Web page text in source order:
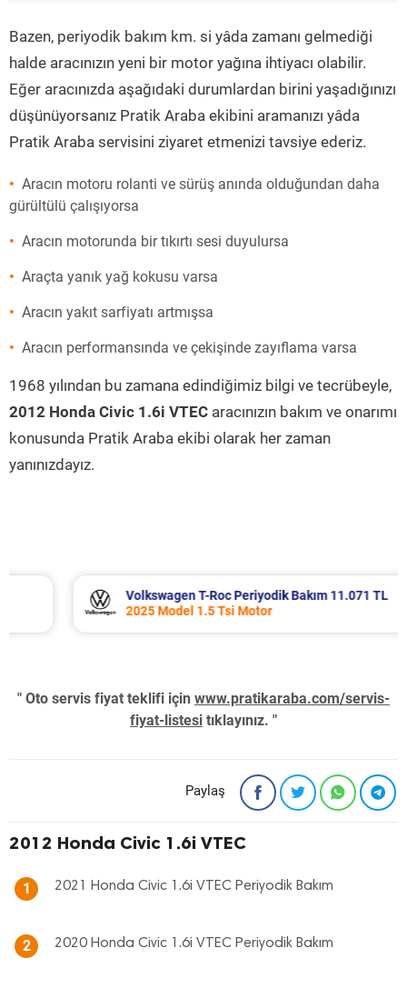
Bazen, periyodik bakım km. si yâda zamanı gelmediği
halde aracınızın yeni bir motor yağına ihtiyacı olabilir.
Eğer aracınızda aşağıdaki durumlardan birini yaşadığınızı
düşünüyorsanız Pratik Araba ekibini aramanızı yâda
Pratik Araba servisini ziyaret etmenizi tavsiye ederiz.
Aracın motoru rolanti ve sürüş anında olduğundan daha
gürültülü çalışıyorsa
Aracın motorunda bir tıkırtı sesi duyulursa
Araçta yanık yağ kokusu varsa
Aracın yakıt sarfiyatı artmışsa
Aracın performansında ve çekişinde zayıflama varsa
1968 yılından bu zamana edindiğimiz bilgi ve tecrübeyle,
2012 Honda Civic 1.6i VTEC aracınızın bakım ve onarımı
konusunda Pratik Araba ekibi olarak her zaman
yanınızdayız.
Volkswagen T-Roc Periyodik Bakım 11.071 TL
2025 Model 1.5 Tsi Motor
" Oto servis fiyat teklifi için www.pratikaraba.com/servis-
fiyat-listesi tıklayınız. "
Paylaş
2012 Honda Civic 1.6i VTEC
1 2021 Honda Civic 1.6i VTEC Periyodik Bakım
2 2020 Honda Civic 1.6i VTEC Periyodik Bakım